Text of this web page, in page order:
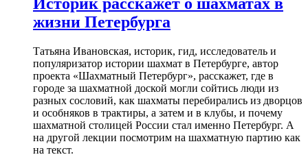
Историк расскажет о шахматах в
жизни Петербурга
Татьяна Ивановская, историк, гид, исследователь и
популяризатор истории шахмат в Петербурге, автор
проекта «Шахматный Петербург», расскажет, где в
городе за шахматной доской могли сойтись люди из
разных сословий, как шахматы перебирались из дворцов
и особняков в трактиры, а затем и в клубы, и почему
шахматной столицей России стал именно Петербург. А
на другой лекции посмотрим на шахматную партию как
на текст.